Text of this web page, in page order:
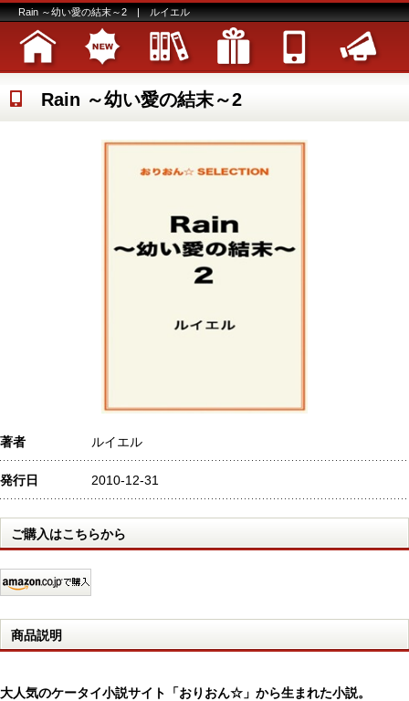
Rain ～幼い愛の結末～2 | ルイエル
Rain ～幼い愛の結末～2
著者 ルイエル
発行日 2010-12-31
ご購入はこちらから
商品説明
大人気のケータイ小説サイト「おりおん☆」から生まれた小説。